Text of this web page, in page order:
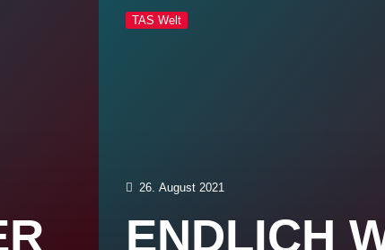
TAS Welt
26. August 2021
ENDLICH